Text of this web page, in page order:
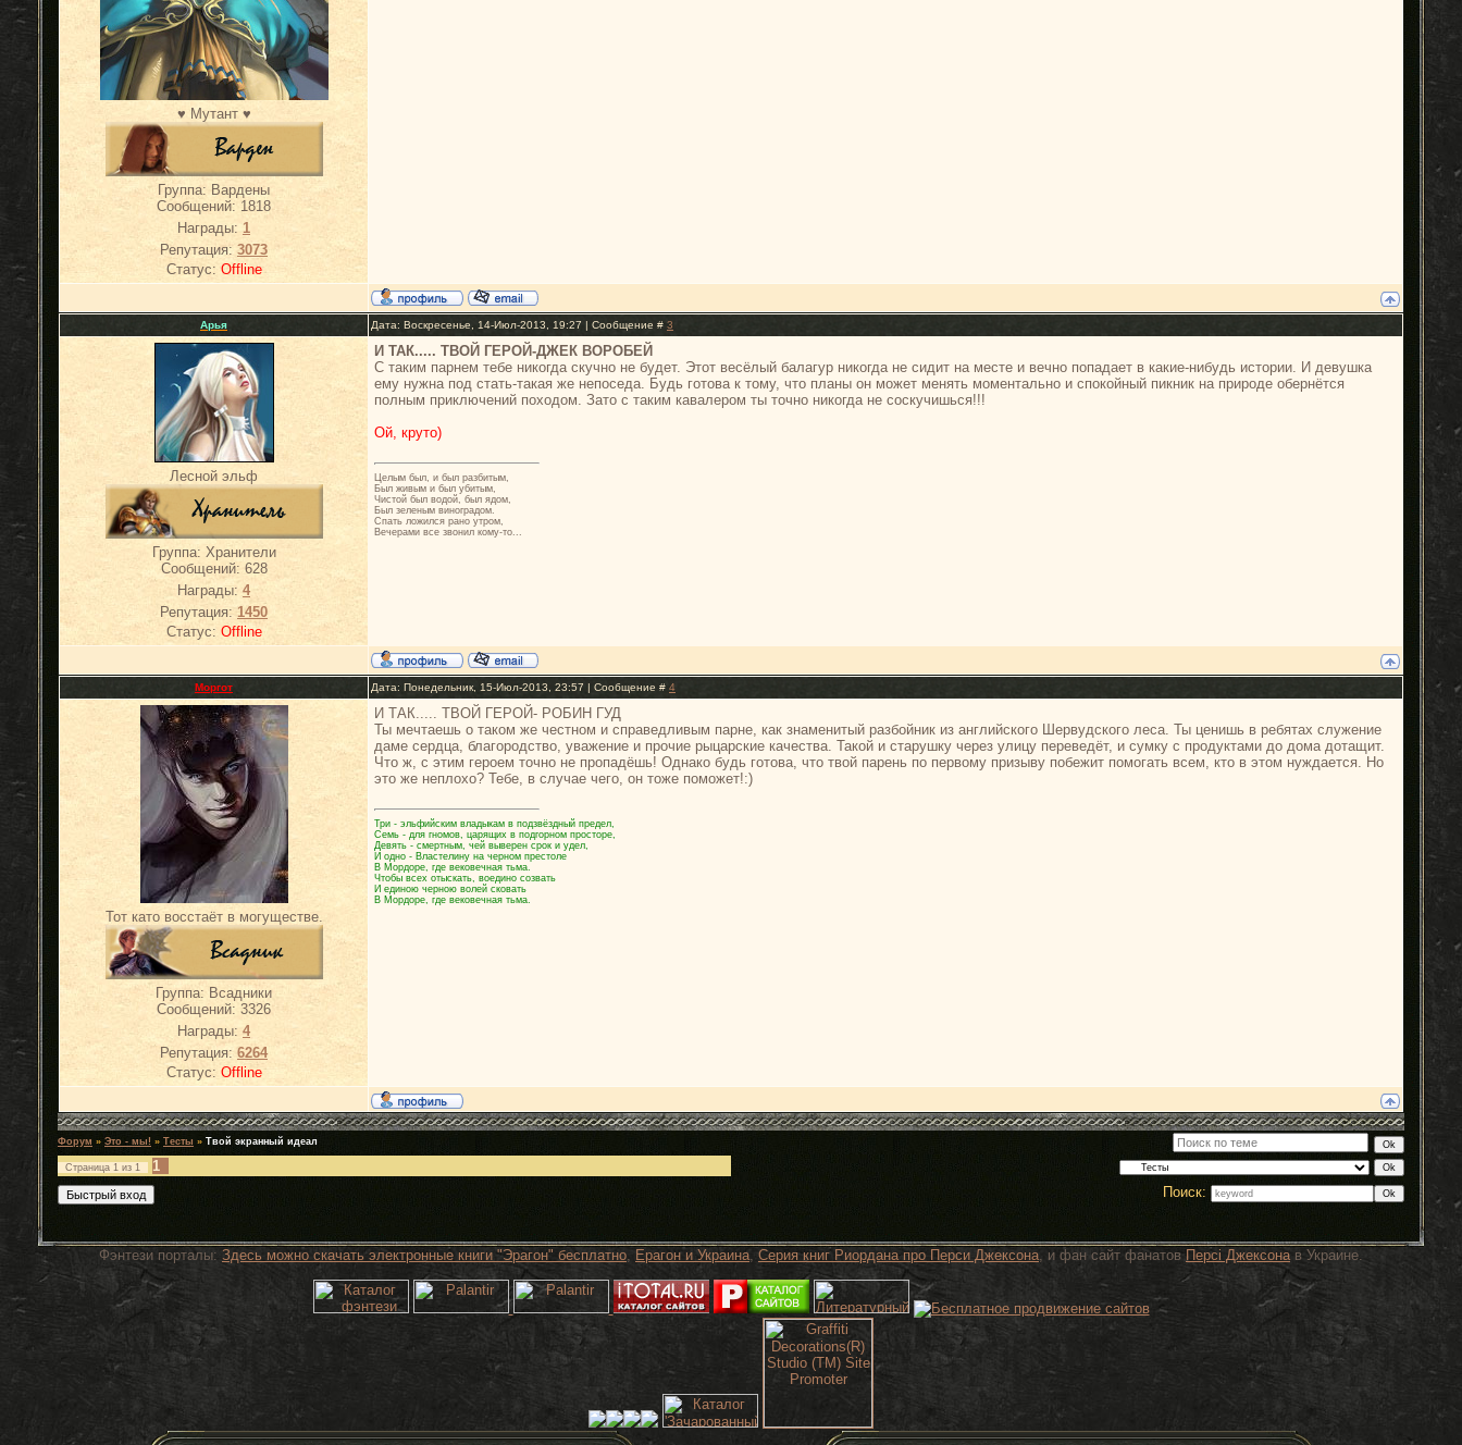
♥ Мутант ♥
Группа: Вардены
Сообщений: 1818
Награды: 1
Репутация: 3073
Статус: Offline
Арья Дата: Воскресенье, 14-Июл-2013, 19:27 | Сообщение # 3
Лесной эльф
Группа: Хранители
Сообщений: 628
Награды: 4
Репутация:1450
Статус: Offline
И ТАК..... ТВОЙ ГЕРОЙ-ДЖЕК ВОРОБЕЙ
С таким парнем тебе никогда скучно не будет. Этот весёлый балагур никогда не сидит на месте и вечно попадает в какие-нибудь истории. И девушка
ему нужна под стать-такая же непоседа. Будь готова к тому, что планы он может менять моментально и спокойный пикник на природе обернётся
полным приключений походом. Зато с таким кавалером ты точно никогда не соскучишься!!!
Ой, круто)
Целым был, и был разбитым,
Был живым и был убитым,
Чистой был водой, был ядом,
Был зеленым виноградом.
Спать ложился рано утром,
Вечерами все звонил кому-то...
Моргот Дата: Понедельник, 15-Июл-2013, 23:57 | Сообщение # 4
Тот като восстаёт в могуществе.
Группа: Всадники
Сообщений: 3326
Награды: 4
Репутация: 6264
Статус: Offline
И ТАК..... ТВОЙ ГЕРОЙ- РОБИН ГУД
Ты мечтаешь о таком же честном и справедливым парне, как знаменитый разбойник из английского Шервудского леса. Ты ценишь в ребятах служение
даме сердца, благородство, уважение и прочие рыцарские качества. Такой и старушку через улицу переведёт, и сумку с продуктами до дома дотащит.
Что ж, с этим героем точно не пропадёшь! Однако будь готова, что твой парень по первому призыву побежит помогать всем, кто в этом нуждается. Но
это же неплохо? Тебе, в случае чего, он тоже поможет!:)
Три - эльфийским владыкам в подзвёздный предел,
Семь - для гномов, царящих в подгорном просторе,
Девять - смертным, чей выверен срок и удел,
И одно - Властелину на черном престоле
В Мордоре, где вековечная тьма.
Чтобы всех отыскать, воедино созвать
И единою черною волей сковать
В Мордоре, где вековечная тьма.
Форум » Это - мы! » Тесты » Твой экранный идеал
Страница 1 из 1
1
Поиск:
Фэнтези порталы: Здесь можно скачать электронные книги "Эрагон" бесплатно, Ерагон и Украина, Серия книг Риордана про Перси Джексона, и фан сайт фанатов Персi Джексонав Украине.